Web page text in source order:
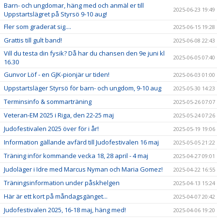
Barn- och ungdomar, häng med och anmäl er till
Uppstartslägret på Styrsö 9-10 aug!
2025-06-23 19:49
Fler som graderat sig.... 2025-06-15 19:28
Grattis till gult band! 2025-06-08 22:43
Vill du testa din fysik? Då har du chansen den 9e juni kl
16.30
2025-06-05 07:40
Gunvor Löf - en GJK-pionjär ur tiden! 2025-06-03 01:00
Uppstartsläger Styrsö för barn- och ungdom, 9-10 aug 2025-05-30 14:23
Terminsinfo & sommarträning 2025-05-26 07:07
Veteran-EM 2025 i Riga, den 22-25 maj 2025-05-24 07:26
Judofestivalen 2025 över för i år! 2025-05-19 19:06
Information gällande avfärd till Judofestivalen 16 maj 2025-05-05 21:22
Träning inför kommande vecka 18, 28 april - 4 maj 2025-04-27 09:01
Judoläger i Idre med Marcus Nyman och Maria Gomez! 2025-04-22 16:55
Träningsinformation under påskhelgen 2025-04-13 15:24
Här är ett kort på måndagsgänget... 2025-04-07 20:42
Judofestivalen 2025, 16-18 maj, häng med! 2025-04-06 19:20